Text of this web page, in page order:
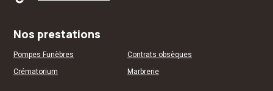
Nos prestations
Pompes Funèbres
Contrats obsèques
Crématorium
Marbrerie